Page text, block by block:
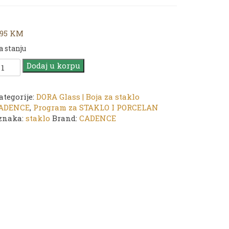
KM
stanju
Dodaj u korpu
DORA Glass | Boja za staklo
, Program za STAKLO I PORCELAN
staklo Brand: CADENCE